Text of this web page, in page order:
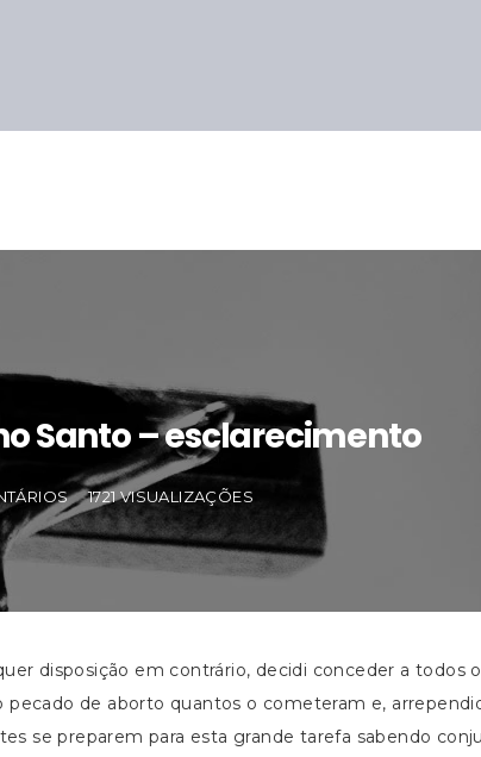
Santo – esclarecimento
1721 VISUALIZAÇÕES
disposição em contrário, decidi conceder a todos
pecado de aborto quantos o cometeram e,
se preparem para esta grande tarefa sabendo